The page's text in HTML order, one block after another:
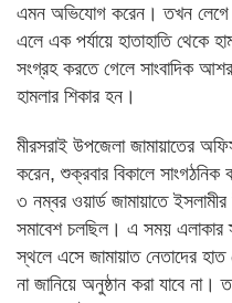
এমন অভিযোগ করেন। তখন লেগে
এলে এক পর্যায়ে হাতাহাতি থেকে
সংগ্রহ করতে গেলে সাংবাদিক
হামলার শিকার হন।
মীরসরাই উপজেলা জামায়াতের
করেন, শুক্রবার বিকালে সাংগঠনিক
৩ নম্বর ওয়ার্ড জামায়াতে
সমাবেশ চলছিল। এ সময় এলাকার
স্থলে এসে জামায়াত নেতাদের
না জানিয়ে অনুষ্ঠান করা যাবে না।